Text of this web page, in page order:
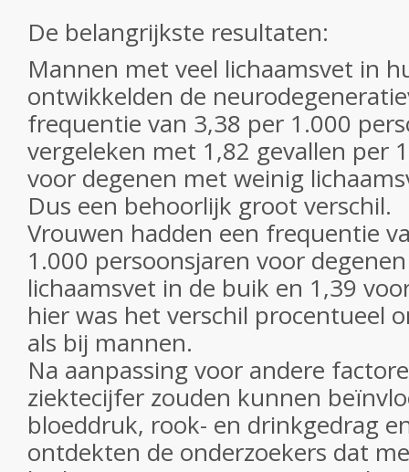
De belangrijkste resultaten:
Mannen met veel lichaamsvet in
ontwikkelden de
frequentie van 3,38 per 1.000
vergeleken met 1,82 gevallen per
voor degenen met weinig
Dus een behoorlijk groot verschil.
Vrouwen hadden een frequentie
1.000 persoonsjaren voor
lichaamsvet in de buik en 1,39
hier was het verschil procentueel
als bij mannen.
Na aanpassing voor andere
ziektecijfer zouden kunnen
bloeddruk, rook- en drinkgedrag
ontdekten de onderzoekers dat